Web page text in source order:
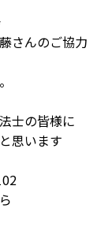
さんのご協力
士の皆様に
思います